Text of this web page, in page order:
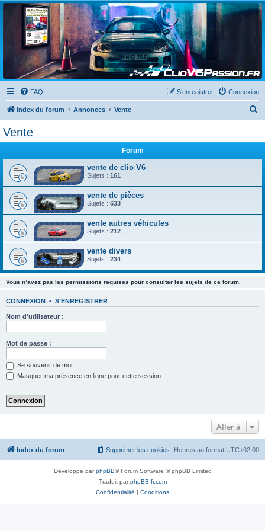
Clio V6 Passion
Le site français des passionnés de Clio V6
FAQ Connexion
S’enregistrer
Index du forum Annonces Vente
Vente
Forum
vente de clio V6
Sujets : 161
vente de pièces
Sujets : 633
vente autres véhicules
Sujets : 212
vente divers
Sujets : 234
Vous n’avez pas les permissions requises pour consulter les sujets de ce forum.
CONNEXION • S’ENREGISTRER
Nom d’utilisateur :
Mot de passe :
Se souvenir de moi
Masquer ma présence en ligne pour cette session
Aller à
Index du forum Heures au format UTC+02:00
Supprimer les cookies
Développé parphpBB® Forum Software © phpBB Limited
Traduit parphpBB-fr.com
Confidentialité | Conditions